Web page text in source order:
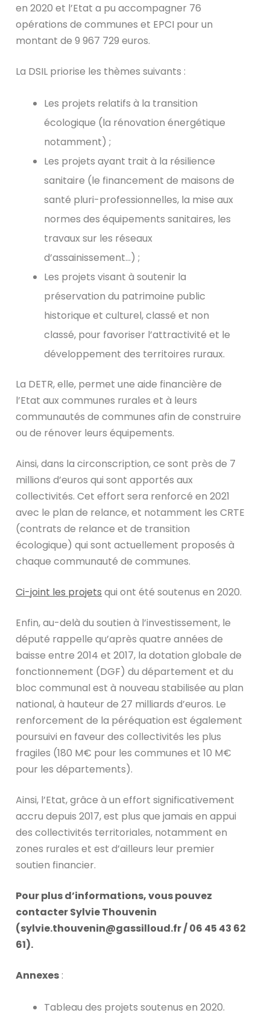
en 2020 et l’Etat a pu accompagner 76
opérations de communes et EPCI pour un
montant de 9 967 729 euros.
La DSIL priorise les thèmes suivants :
Les projets relatifs à la transition
écologique (la rénovation énergétique
notamment) ;
Les projets ayant trait à la résilience
sanitaire (le financement de maisons de
santé pluri-professionnelles, la mise aux
normes des équipements sanitaires, les
travaux sur les réseaux
d’assainissement…) ;
Les projets visant à soutenir la
préservation du patrimoine public
historique et culturel, classé et non
classé, pour favoriser l’attractivité et le
développement des territoires ruraux.
La DETR, elle, permet une aide financière de
l’Etat aux communes rurales et à leurs
communautés de communes afin de construire
ou de rénover leurs équipements.
Ainsi, dans la circonscription, ce sont près de 7
millions d’euros qui sont apportés aux
collectivités. Cet effort sera renforcé en 2021
avec le plan de relance, et notamment les CRTE
(contrats de relance et de transition
écologique) qui sont actuellement proposés à
chaque communauté de communes.
Ci-joint les projets qui ont été soutenus en 2020.
Enfin, au-delà du soutien à l’investissement, le
député rappelle qu’après quatre années de
baisse entre 2014 et 2017, la dotation globale de
fonctionnement (DGF) du département et du
bloc communal est à nouveau stabilisée au plan
national, à hauteur de 27 milliards d’euros. Le
renforcement de la péréquation est également
poursuivi en faveur des collectivités les plus
fragiles (180 M€ pour les communes et 10 M€
pour les départements).
Ainsi, l’Etat, grâce à un effort significativement
accru depuis 2017, est plus que jamais en appui
des collectivités territoriales, notamment en
zones rurales et est d’ailleurs leur premier
soutien financier.
Pour plus d’informations, vous pouvez
contacter Sylvie Thouvenin
(sylvie.thouvenin@gassilloud.fr / 06 45 43 62
61).
Annexes :
Tableau des projets soutenus en 2020.